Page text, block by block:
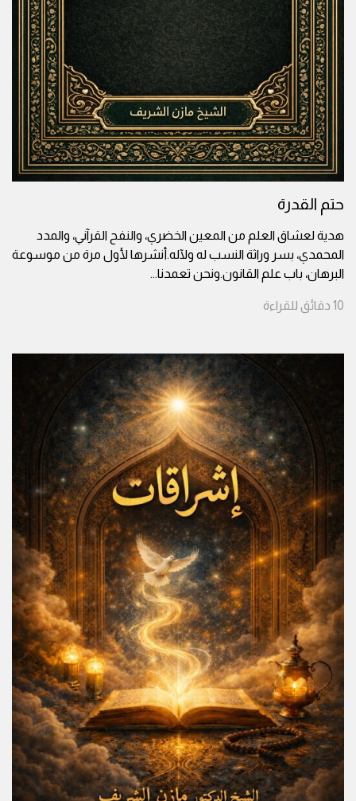
حتم القدرة
هدية لعشاق العلم من المعين الخضري، والنفح القرآني، والمدد
المحمدي، بسر وراثة النسب له ولآله.أنشرها لأول مرة من موسوعة
البرهان، باب علم القانون.ونحن تعمدنا...
10 دقائق للقراءة